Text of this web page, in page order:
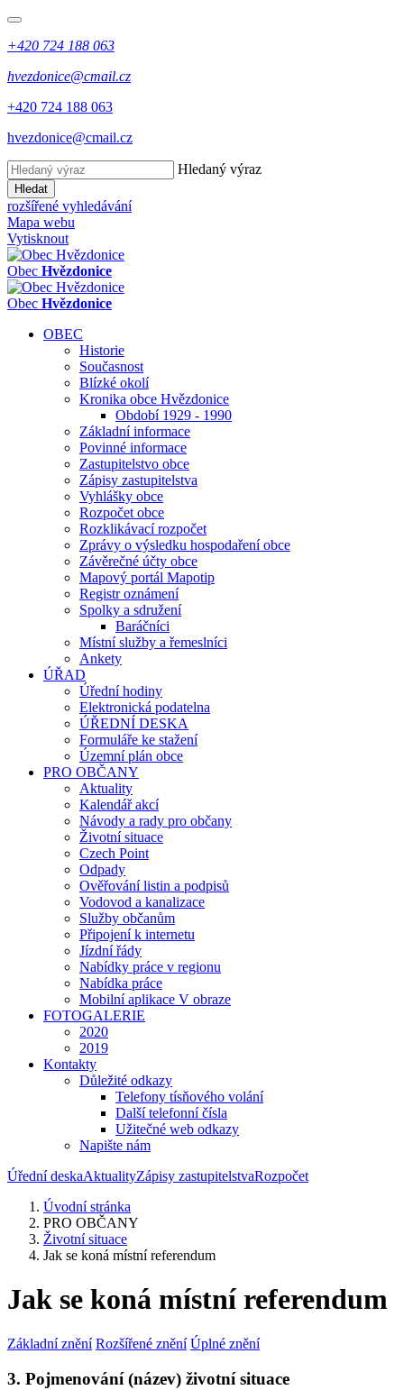
+420 724 188 063
hvezdonice@cmail.cz
+420 724 188 063
hvezdonice@cmail.cz
Hledaný výraz
Hledat
rozšířené vyhledávání
Mapa webu
Vytisknout
Obec Hvězdonice
Obec Hvězdonice
OBEC
Historie
Současnost
Blízké okolí
Kronika obce Hvězdonice
Období 1929 - 1990
Základní informace
Povinné informace
Zastupitelstvo obce
Zápisy zastupitelstva
Vyhlášky obce
Rozpočet obce
Rozklikávací rozpočet
Zprávy o výsledku hospodaření obce
Závěrečné účty obce
Mapový portál Mapotip
Registr oznámení
Spolky a sdružení
Baráčníci
Místní služby a řemeslníci
Ankety
ÚŘAD
Úřední hodiny
Elektronická podatelna
ÚŘEDNÍ DESKA
Formuláře ke stažení
Územní plán obce
PRO OBČANY
Aktuality
Kalendář akcí
Návody a rady pro občany
Životní situace
Czech Point
Odpady
Ověřování listin a podpisů
Vodovod a kanalizace
Služby občanům
Připojení k internetu
Jízdní řády
Nabídky práce v regionu
Nabídka práce
Mobilní aplikace V obraze
FOTOGALERIE
2020
2019
Kontakty
Důležité odkazy
Telefony tísňového volání
Další telefonní čísla
Užitečné web odkazy
Napište nám
Úřední deskaAktualityZápisy zastupitelstvaRozpočet
Úvodní stránka
PRO OBČANY
Životní situace
Jak se koná místní referendum
Jak se koná místní referendum
Základní znění Rozšířené znění Úplné znění
3. Pojmenování (název) životní situace